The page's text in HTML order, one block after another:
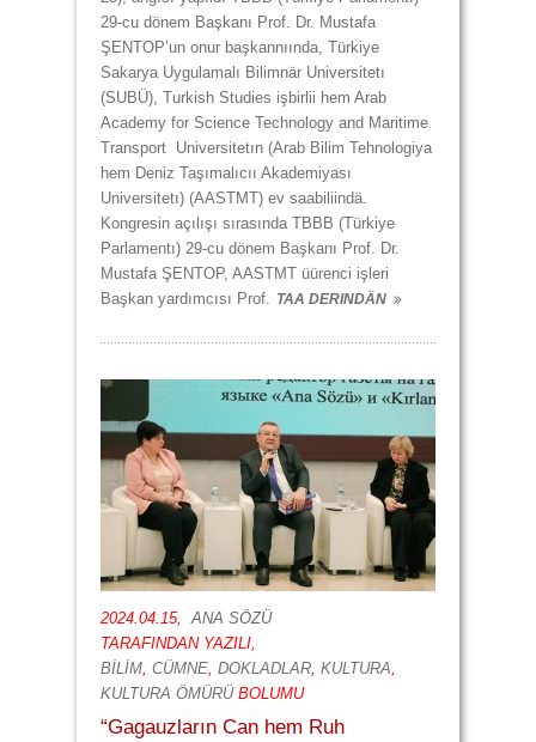
29-cu dönem Başkanı Prof. Dr. Mustafa
ŞENTOP’un onur başkannıında, Türkiye
Sakarya Uygulamalı Bilimnär Universitetı
(SUBÜ), Turkish Studies işbirlii hem Arab
Academy for Science Technology and Maritime
Transport Universitetın (Arab Bilim Tehnologiya
hem Deniz Taşımalıcıı Akademiyası
Universitetı) (AASTMT) ev saabiliindä.
Kongresin açılışı sırasında TBBB (Türkiye
Parlamentı) 29-cu dönem Başkanı Prof. Dr.
Mustafa ŞENTOP, AASTMT üürenci işleri
Başkan yardımcısı Prof. TAA DERINDÄN
2024.04.15,
ANA SÖZÜ
TARAFINDAN YAZILI,
BİLİM, CÜMNE, DOKLADLAR, KULTURA,
KULTURA ÖMÜRÜBOLUMU
“Gagauzların Can hem Ruh